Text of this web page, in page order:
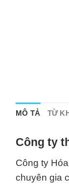
MÔ TẢ TỪ
Công ty
Công ty
chuyên gia